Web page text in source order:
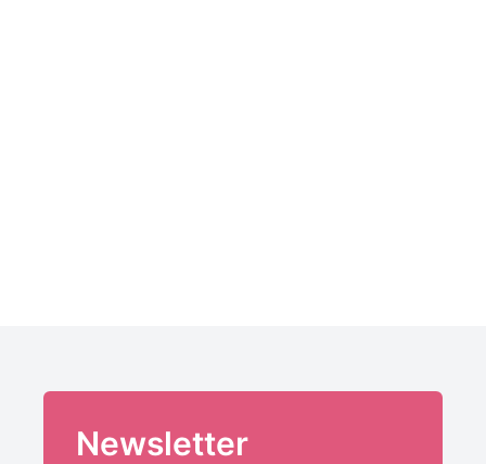
Newsletter